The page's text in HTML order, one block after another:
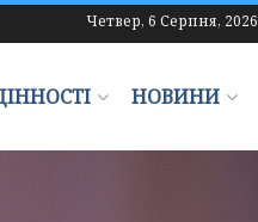
Четвер, 6 Серпня, 2026
НОВИНИ